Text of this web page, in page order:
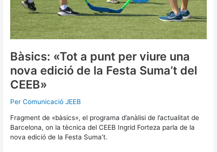
Bàsics: «Tot a punt per viure una
nova edició de la Festa Suma’t del
CEEB»
Per Comunicació JEEB
Fragment de «bàsics», el programa d’anàlisi de l’actualitat de
Barcelona, on la tècnica del CEEB Ingrid Forteza parla de la
nova edició de la Festa Suma’t.
Suma’t
del
CEEB»